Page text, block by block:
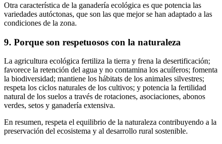
Otra característica de la ganadería ecológica es que potencia las
variedades autóctonas, que son las que mejor se han adaptado a las
condiciones de la zona.
9. Porque son respetuosos con la naturaleza
La agricultura ecológica fertiliza la tierra y frena la desertificación;
favorece la retención del agua y no contamina los acuíferos; fomenta
la biodiversidad; mantiene los hábitats de los animales silvestres;
respeta los ciclos naturales de los cultivos; y potencia la fertilidad
natural de los suelos a través de rotaciones, asociaciones, abonos
verdes, setos y ganadería extensiva.
En resumen, respeta el equilibrio de la naturaleza contribuyendo a la
preservación del ecosistema y al desarrollo rural sostenible.